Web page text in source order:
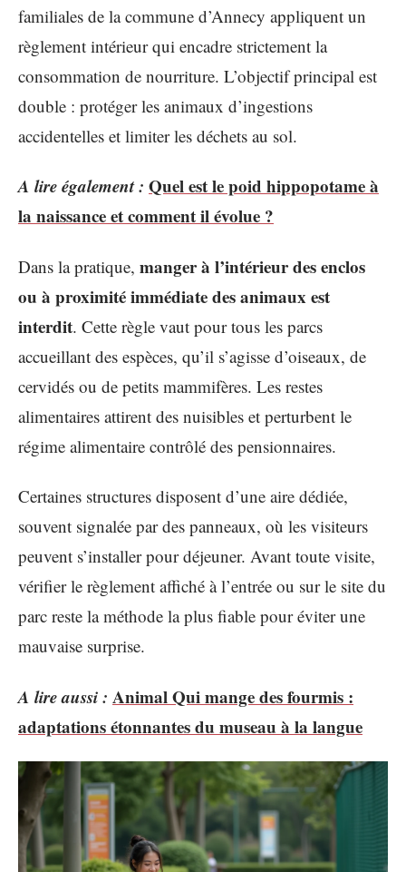
familiales de la commune d’Annecy appliquent un
règlement intérieur qui encadre strictement la
consommation de nourriture. L’objectif principal est
double : protéger les animaux d’ingestions
accidentelles et limiter les déchets au sol.
A lire également : Quel est le poid hippopotame à
la naissance et comment il évolue ?
Dans la pratique, manger à l’intérieur des enclos
ou à proximité immédiate des animaux est
interdit. Cette règle vaut pour tous les parcs
accueillant des espèces, qu’il s’agisse d’oiseaux, de
cervidés ou de petits mammifères. Les restes
alimentaires attirent des nuisibles et perturbent le
régime alimentaire contrôlé des pensionnaires.
Certaines structures disposent d’une aire dédiée,
souvent signalée par des panneaux, où les visiteurs
peuvent s’installer pour déjeuner. Avant toute visite,
vérifier le règlement affiché à l’entrée ou sur le site du
parc reste la méthode la plus fiable pour éviter une
mauvaise surprise.
A lire aussi : Animal Qui mange des fourmis :
adaptations étonnantes du museau à la langue